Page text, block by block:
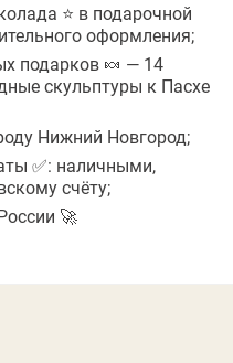
⭐ в подарочной
оформления;
подарков 🍬 — 14
скульптуры к Пасхе
Нижний Новгород;
✅: наличными,
счёту;
🚀